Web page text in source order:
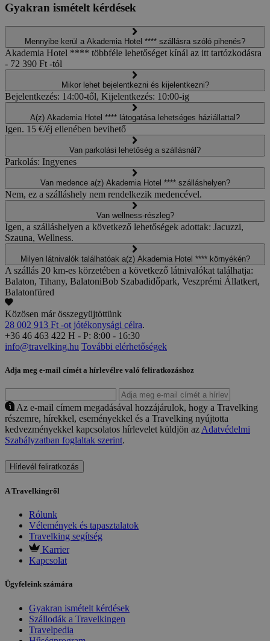
Gyakran ismételt kérdések
Mennyibe kerül a Akademia Hotel **** szállásra szóló pihenés?
Akademia Hotel **** többféle lehetőséget kínál az itt tartózkodásra
- 72 390 Ft -tól
Mikor lehet bejelentkezni és kijelentkezni?
Bejelentkezés: 14:00-től, Kijelentkezés: 10:00-ig
A(z) Akademia Hotel **** látogatása lehetséges háziállattal?
Igen. 15 €/éj ellenében bevihető
Van parkolási lehetőség a szállásnál?
Parkolás: Ingyenes
Van medence a(z) Akademia Hotel **** szálláshelyen?
Nem, ez a szálláshely nem rendelkezik medencével.
Van wellness-részleg?
Igen, a szálláshelyen a következő lehetőségek adottak: Jacuzzi,
Szauna, Wellness.
Milyen látnivalók találhatóak a(z) Akademia Hotel **** környékén?
A szállás 20 km-es körzetében a következő látnivalókat találhatja:
Balaton, Tihany, BalatoniBob Szabadidőpark, Veszprémi Állatkert,
Balatonfüred
Közösen már összegyüjtöttünk
28 002 913 Ft -ot jótékonysági célra.
+36 46 463 422 H - P: 8:00 - 16:30
info@travelking.hu További elérhetőségek
Adja meg e-mail címét a hírlevélre való feliratkozáshoz
Az e-mail címem megadásával hozzájárulok, hogy a Travelking
részemre, hírekkel, eseményekkel és a Travelking nyújtotta
kedvezményekkel kapcsolatos hírlevelet küldjön az Adatvédelmi
Szabályzatban foglaltak szerint.
Hírlevél feliratkozás
A Travelkingről
Rólunk
Vélemények és tapasztalatok
Travelking segítség
Karrier
Kapcsolat
Ügyfeleink számára
Gyakran ismételt kérdések
Szállodák a Travelkingen
Travelpedia